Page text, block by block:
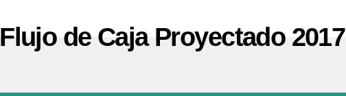
Flujo de Caja Proyectado 2017